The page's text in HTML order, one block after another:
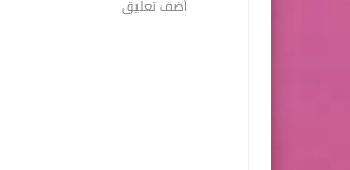
أضف تعليق